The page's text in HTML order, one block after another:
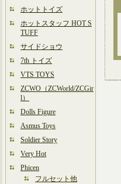
ホットトイズ
ホットスタッフ HOT S
TUFF
サイドショウ
7th トイズ
VTS TOYS
ZCWO（ZCWorld/ZCGir
l）
Dolls Figure
Asmus Toys
Soldier Story
Very Hot
Phicen
フルセット他